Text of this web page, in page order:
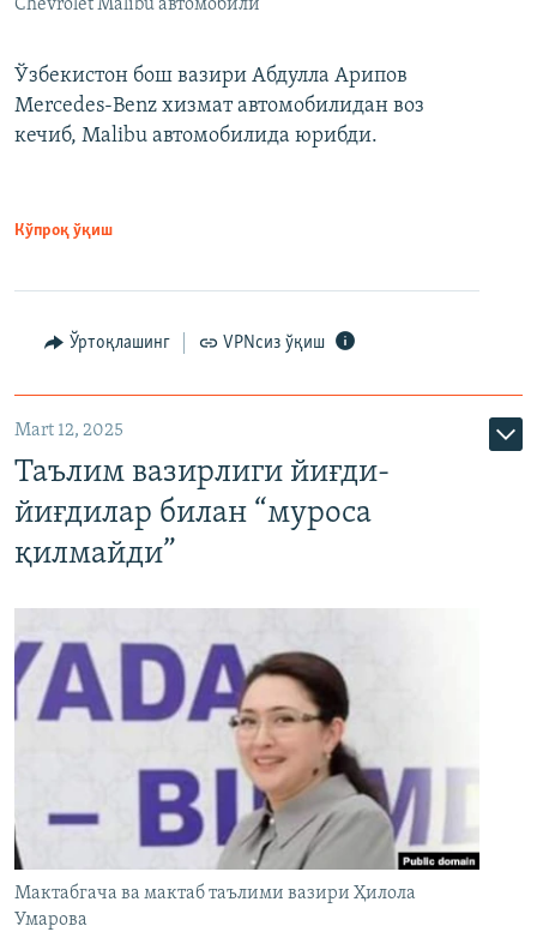
Chevrolet Malibu автомобили
Ўзбекистон бош вазири Абдулла Арипов
Mercedes-Benz хизмат автомобилидан воз
кечиб, Malibu автомобилида юрибди.
Кўпроқ ўқиш
Ўртоқлашинг VPNсиз ўқиш
Mart 12, 2025
Таълим вазирлиги йиғди-
йиғдилар билан “муроса
қилмайди”
Мактабгача ва мактаб таълими вазири Ҳилола
Умарова